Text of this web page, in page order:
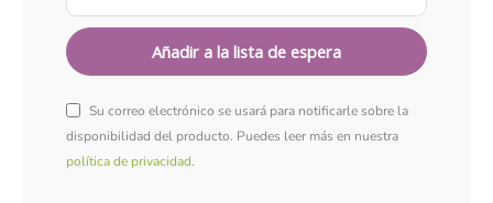
Su correo electrónico se usará para notificarle sobre la
disponibilidad del producto. Puedes leer más en nuestra
política de privacidad.